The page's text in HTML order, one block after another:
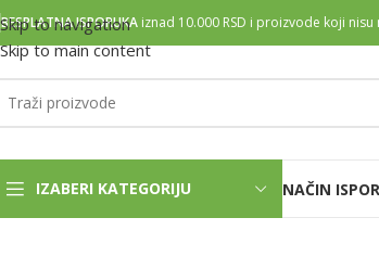
Skip to navigation
Skip to main content
BESPLATNA ISPORUKA iznad 10.000 RSD i proizvode koji nisu
IZABERI KATEGORIJU NAČIN